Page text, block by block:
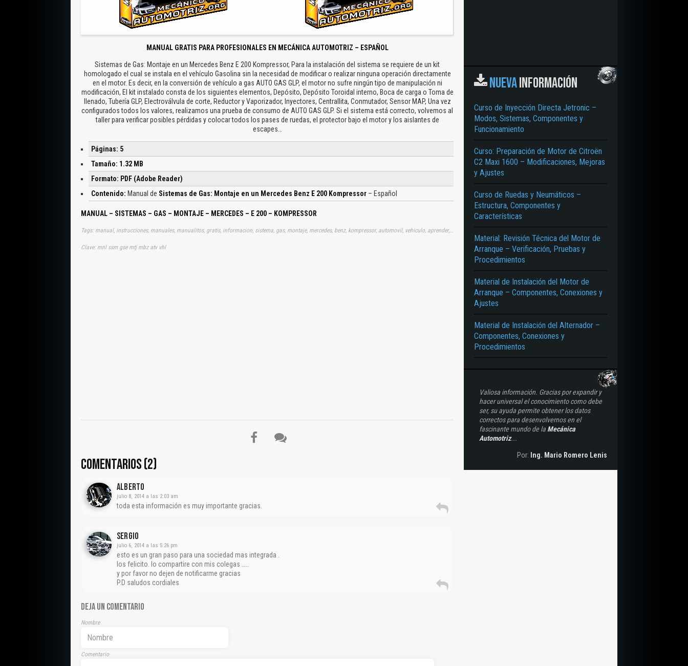
MANUAL GRATIS PARA PROFESIONALES EN MECÁNICA AUTOMOTRIZ – ESPAÑOL
Sistemas de Gas: Montaje en un Mercedes Benz E 200 Kompressor, Para la instalación del sistema se requiere de un kit
homologado el cual se instala en el vehículo Gasolina sin la necesidad de modificar o realizar ninguna operación directamente
en el motor. Es decir, en la conversión de vehículo a gas AUTO GAS GLP, el motor no sufre ningún tipo de manipulación ni
modificación, El kit instalado consta de los siguientes elementos, Depósito, Depósito Toroidal interno, Boca de carga o Toma de
llenado, Tubería GLP, Electroválvula de corte, Reductor y Vaporizador, Inyectores, Centrallita, Conmutador, Sensor MAP, Una vez
configurados todos los valores, realizamos una prueba de consumo de AUTO GAS GLP. Si el sistema está correcto, volvemos al
taller para verificar posibles pérdidas y colocar todos los pases de ruedas, el protector bajo el motor y los aislantes de
escapes…
Páginas: 5
Tamaño: 1.32 MB
Formato: PDF (Adobe Reader)
Contenido: Manual de Sistemas de Gas: Montaje en un Mercedes Benz E 200 Kompressor– Español
MANUAL – SISTEMAS – GAS – MONTAJE – MERCEDES – E 200 – KOMPRESSOR
Tags: manual, instrucciones, manuales, manualitos, gratis, informacion, sistema, gas, montaje, mercedes, benz, kompressor, automovil, vehiculo, aprender, descargas
Clave: mnl ssm gse mtj mbz atv vhl
COMENTARIOS (2)
Alberto
julio 8, 2014 a las 2:03 am
toda esta información es muy importante gracias.
Sergio
julio 6, 2014 a las 5:26 pm
esto es un gran paso para una sociedad mas integrada .
los felicito. lo compartire con mis colegas …..
y por favor no dejen de notificarme gracias
P.D saludos cordiales
DEJA UN COMENTARIO
Nombre
Comentario
NUEVAINFORMACIÓN
Curso de Inyección Directa Jetronic –
Modos, Sistemas, Componentes y
Funcionamiento
Curso: Preparación de Motor de Citroën
C2 Maxi 1600 – Modificaciones, Mejoras
y Ajustes
Curso de Ruedas y Neumáticos –
Estructura, Componentes y
Características
Material: Revisión Técnica del Motor de
Arranque – Verificación, Pruebas y
Procedimientos
Material de Instalación del Motor de
Arranque – Componentes, Conexiones y
Ajustes
Material de Instalación del Alternador –
Componentes, Conexiones y
Procedimientos
Valiosa información. Gracias por expandir y
hacer universal el conocimiento como debe
ser, su ayuda permite obtener los datos
correctos para desenvolvernos en el
fascinante mundo de la Mecánica
Automotriz...
Por: Ing. Mario Romero Lenis